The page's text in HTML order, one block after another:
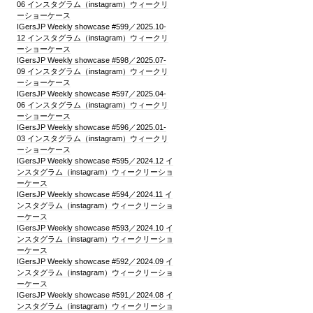
06 インスタグラム（instagram）ウィークリ
ーショーケース
IGersJP Weekly showcase #599／2025.10-
12 インスタグラム（instagram）ウィークリ
ーショーケース
IGersJP Weekly showcase #598／2025.07-
09 インスタグラム（instagram）ウィークリ
ーショーケース
IGersJP Weekly showcase #597／2025.04-
06 インスタグラム（instagram）ウィークリ
ーショーケース
IGersJP Weekly showcase #596／2025.01-
03 インスタグラム（instagram）ウィークリ
ーショーケース
IGersJP Weekly showcase #595／2024.12 イ
ンスタグラム（instagram）ウィークリーショ
ーケース
IGersJP Weekly showcase #594／2024.11 イ
ンスタグラム（instagram）ウィークリーショ
ーケース
IGersJP Weekly showcase #593／2024.10 イ
ンスタグラム（instagram）ウィークリーショ
ーケース
IGersJP Weekly showcase #592／2024.09 イ
ンスタグラム（instagram）ウィークリーショ
ーケース
IGersJP Weekly showcase #591／2024.08 イ
ンスタグラム（instagram）ウィークリーショ